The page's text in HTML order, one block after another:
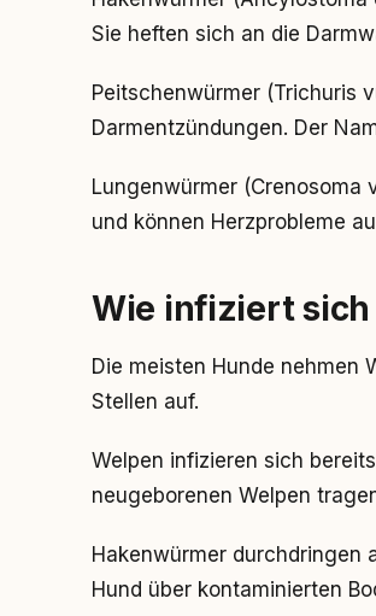
Sie heften sich an die
Peitschenwürmer (Trichuris
Darmentzündungen. Der
Lungenwürmer
und können Herzprobleme
Wie infiziert
Die meisten Hunde nehmen
Stellen auf.
Welpen infizieren sich
neugeborenen Welpen
Hakenwürmer durchdringen
Hund über kontaminierten